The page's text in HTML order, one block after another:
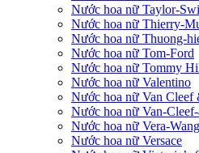
Nước hoa nữ Taylor-
Nước hoa nữ Thierry-
Nước hoa nữ Thuong-
Nước hoa nữ Tom-Ford
Nước hoa nữ Tommy
Nước hoa nữ Valentino
Nước hoa nữ Van Cleef
Nước hoa nữ Van-
Nước hoa nữ Vera-Wang
Nước hoa nữ Versace